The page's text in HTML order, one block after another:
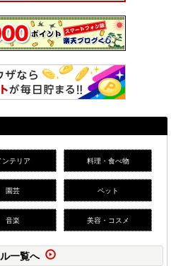
ンテリア 料理・食べ物
園芸 ペット
音楽 美容・コスメ
一覧へ